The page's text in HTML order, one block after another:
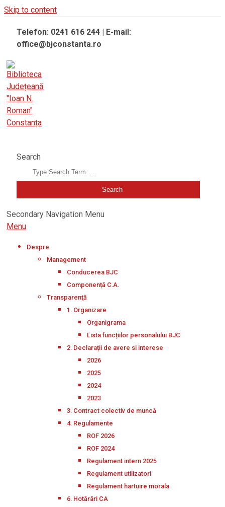
Skip to content
Telefon: 0241 616 244 | E-mail:
office@bjconstanta.ro
Search
Secondary Navigation Menu
Menu
Despre
Management
Conducerea BJC
Componență C.A.
Transparenţă
1. Organizare
Organigrama
Lista funcțiilor personalului BJC
2. Declarații de avere si interese
2026
2025
2024
2023
3. Contract colectiv de muncă
4. Regulamente
ROF 2026
ROF 2024
Regulament intern 2025
Regulament utilizatori
Regulament hartuire morala
6. Hotărâri CA